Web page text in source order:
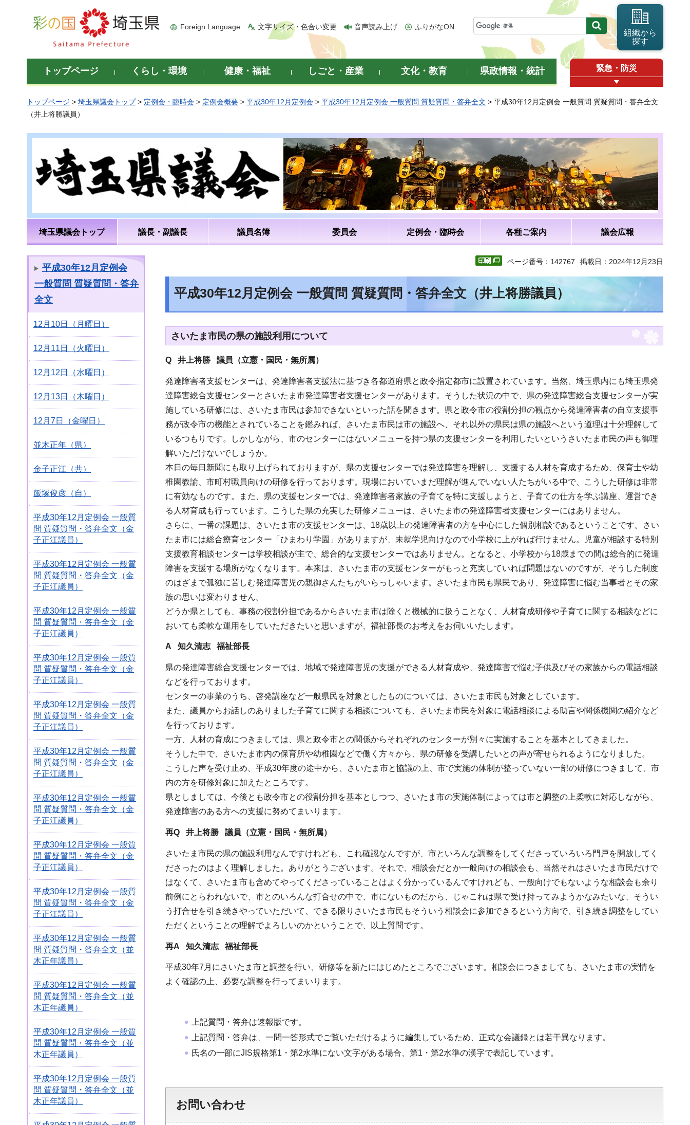
彩の国 埼玉県
Foreign Language 文字サイズ・色合い変更 音声読み上げ ふりがなON
組織から
探す
トップページ くらし・環境 健康・福祉 しごと・産業 文化・教育 県政情報・統計 緊急・防災
トップページ > 埼玉県議会トップ> 定例会・臨時会 > 定例会概要 > 平成30年12月定例会 > 平成30年12月定例会 一般質問 質疑質問・答弁全文 > 平成30年12月定例会 一般質問 質疑質問・答弁全文
（井上将勝議員）
埼玉県議会トップ 議長・副議長 議員名簿 委員会 定例会・臨時会 各種ご案内 議会広報
平成30年12月定例会
一般質問 質疑質問・答弁
全文
12月10日（月曜日）
12月11日（火曜日）
12月12日（水曜日）
12月13日（木曜日）
12月7日（金曜日）
並木正年（県）
金子正江（共）
飯塚俊彦（自）
平成30年12月定例会 一般質
問 質疑質問・答弁全文（金
子正江議員）
平成30年12月定例会 一般質
問 質疑質問・答弁全文（金
子正江議員）
平成30年12月定例会 一般質
問 質疑質問・答弁全文（金
子正江議員）
平成30年12月定例会 一般質
問 質疑質問・答弁全文（金
子正江議員）
平成30年12月定例会 一般質
問 質疑質問・答弁全文（金
子正江議員）
平成30年12月定例会 一般質
問 質疑質問・答弁全文（金
子正江議員）
平成30年12月定例会 一般質
問 質疑質問・答弁全文（金
子正江議員）
平成30年12月定例会 一般質
問 質疑質問・答弁全文（金
子正江議員）
平成30年12月定例会 一般質
問 質疑質問・答弁全文（金
子正江議員）
平成30年12月定例会 一般質
問 質疑質問・答弁全文（並
木正年議員）
平成30年12月定例会 一般質
問 質疑質問・答弁全文（並
木正年議員）
平成30年12月定例会 一般質
問 質疑質問・答弁全文（並
木正年議員）
平成30年12月定例会 一般質
問 質疑質問・答弁全文（並
木正年議員）
ページ番号：142767 掲載日：2024年12月23日
平成30年12月定例会 一般質問 質疑質問・答弁全文（井上将勝議員）
さいたま市民の県の施設利用について
Q 井上将勝 議員（立憲・国民・無所属）
発達障害者支援センターは、発達障害者支援法に基づき各都道府県と政令指定都市に設置されています。当然、埼玉県内にも埼玉県発
達障害総合支援センターとさいたま市発達障害者支援センターがあります。そうした状況の中で、県の発達障害総合支援センターが実
施している研修には、さいたま市民は参加できないといった話を聞きます。県と政令市の役割分担の観点から発達障害者の自立支援事
務が政令市の機能とされていることを鑑みれば、さいたま市民は市の施設へ、それ以外の県民は県の施設へという道理は十分理解して
いるつもりです。しかしながら、市のセンターにはないメニューを持つ県の支援センターを利用したいというさいたま市民の声も御理
解いただけないでしょうか。
本日の毎日新聞にも取り上げられておりますが、県の支援センターでは発達障害を理解し、支援する人材を育成するため、保育士や幼
稚園教諭、市町村職員向けの研修を行っております。現場においていまだ理解が進んでいない人たちがいる中で、こうした研修は非常
に有効なものです。また、県の支援センターでは、発達障害者家族の子育てを特に支援しようと、子育ての仕方を学ぶ講座、運営でき
る人材育成も行っています。こうした県の充実した研修メニューは、さいたま市の発達障害者支援センターにはありません。
さらに、一番の課題は、さいたま市の支援センターは、18歳以上の発達障害者の方を中心にした個別相談であるということです。さい
たま市には総合療育センター「ひまわり学園」がありますが、未就学児向けなので小学校に上がれば行けません。児童が相談する特別
支援教育相談センターは学校相談が主で、総合的な支援センターではありません。となると、小学校から18歳までの間は総合的に発達
障害を支援する場所がなくなります。本来は、さいたま市の支援センターがもっと充実していれば問題はないのですが、そうした制度
のはざまで孤独に苦しむ発達障害児の親御さんたちがいらっしゃいます。さいたま市民も県民であり、発達障害に悩む当事者とその家
族の思いは変わりません。
どうか県としても、事務の役割分担であるからさいたま市は除くと機械的に扱うことなく、人材育成研修や子育てに関する相談などに
おいても柔軟な運用をしていただきたいと思いますが、福祉部長のお考えをお伺いいたします。
A 知久清志 福祉部長
県の発達障害総合支援センターでは、地域で発達障害児の支援ができる人材育成や、発達障害で悩む子供及びその家族からの電話相談
などを行っております。
センターの事業のうち、啓発講座など一般県民を対象としたものについては、さいたま市民も対象としています。
また、議員からお話しのありました子育てに関する相談についても、さいたま市民を対象に電話相談による助言や関係機関の紹介など
を行っております。
一方、人材の育成につきましては、県と政令市との関係からそれぞれのセンターが別々に実施することを基本としてきました。
そうした中で、さいたま市内の保育所や幼稚園などで働く方々から、県の研修を受講したいとの声が寄せられるようになりました。
こうした声を受け止め、平成30年度の途中から、さいたま市と協議の上、市で実施の体制が整っていない一部の研修につきまして、市
内の方を研修対象に加えたところです。
県としましては、今後とも政令市との役割分担を基本としつつ、さいたま市の実施体制によっては市と調整の上柔軟に対応しながら、
発達障害のある方への支援に努めてまいります。
再Q 井上将勝 議員（立憲・国民・無所属）
さいたま市民の県の施設利用なんですけれども、これ確認なんですが、市といろんな調整をしてくださっていろいろ門戸を開放してく
ださったのはよく理解しました。ありがとうございます。それで、相談会だとか一般向けの相談会も、当然それはさいたま市民だけで
はなくて、さいたま市も含めてやってくださっていることはよく分かっているんですけれども、一般向けでもないような相談会も余り
前例にとらわれないで、市とのいろんな打合せの中で、市にないものだから、じゃこれは県で受け持ってみようかなみたいな、そうい
う打合せを引き続きやっていただいて、できる限りさいたま市民もそういう相談会に参加できるという方向で、引き続き調整をしてい
ただくということの理解でよろしいのかということで、以上質問です。
再A 知久清志 福祉部長
平成30年7月にさいたま市と調整を行い、研修等を新たにはじめたところでございます。相談会につきましても、さいたま市の実情を
よく確認の上、必要な調整を行ってまいります。
上記質問・答弁は速報版です。
上記質問・答弁は、一問一答形式でご覧いただけるように編集しているため、正式な会議録とは若干異なります。
氏名の一部にJIS規格第1・第2水準にない文字がある場合、第1・第2水準の漢字で表記しています。
お問い合わせ